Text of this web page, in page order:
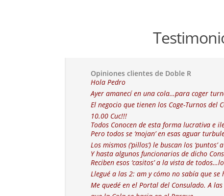
Opiniones clientes de Doble R
Hola Pedro
Ayer amanecí en una cola…para coger
El negocio que tienen los Coge-Turnos
10.00 Cuc!!!
Todos Conocen de esta forma lucrativa e
Pero todos se ‘mojan’ en esas aguar
Los mismos (‘pillos’) le buscan los
Y hasta algunos funcionarios de dicho
Reciben esos ‘casitos’ a la vista de
Llegué a las 2: am y cómo no sabía que
Me quedé en el Portal del Consulado. A